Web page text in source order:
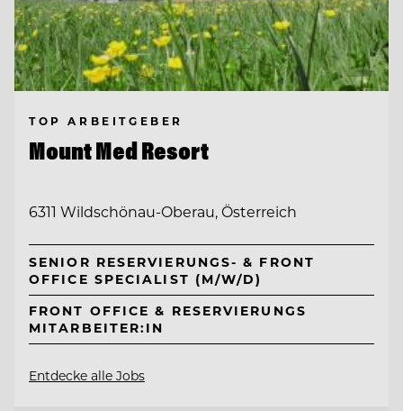
TOP ARBEITGEBER
Mount Med Resort
6311 Wildschönau-Oberau, Österreich
SENIOR RESERVIERUNGS- & FRONT
OFFICE SPECIALIST (M/W/D)
FRONT OFFICE & RESERVIERUNGS
MITARBEITER:IN
Entdecke alle Jobs